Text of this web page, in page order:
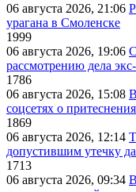
06 августа 2026, 21:06
урагана в Смоленске
1999
06 августа 2026, 19:06
рассмотрению дела
1786
06 августа 2026, 15:08
соцсетях о
1869
06 августа 2026, 12:14
допустившим утечку
1713
06 августа 2026, 09:34